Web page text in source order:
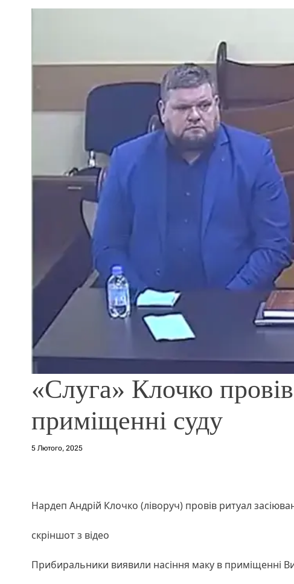
«Слуга» Клочко
приміщенні суду
5 Лютого, 2025
Нардеп Андрій Клочко (ліворуч) провів ритуал
скріншот з відео
Прибиральники виявили насіння маку в приміщенні